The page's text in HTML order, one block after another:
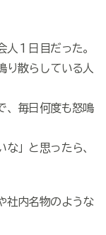
１日目だった。
り散らしている人
、毎日何度も怒鳴
な」と思ったら、
社内名物のような